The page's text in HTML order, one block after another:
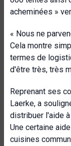
acheminées »
« Nous ne
Cela montre
termes de
d'être très, très
Reprenant ses
Laerke, a
distribuer l'aide
Une certaine
cuisines